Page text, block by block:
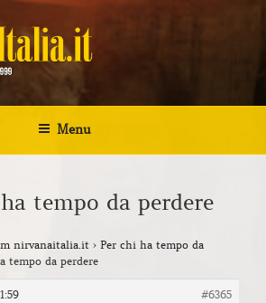
ITALIA
Menu
tempo da perdere
nirvanaitalia.it › Per chi ha tempo da
tempo da perdere
#6365